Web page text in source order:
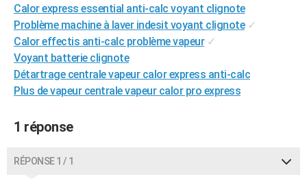
Alimentation
Guide de la santé
Maladies
Médicaments
Sommeil
VOYAGE
PHOTO
GUIDES D'ACHAT
CARTE DE VOEUX
Carte de Noël
Carte Bonne année
Carte Saint-Valentin
Carte Pâques
Carte d'anniversaire
DICTIONNAIRE
Calor express essential anti-calc voyant clignote
Problème machine à laver indesit voyant clignote ✓
Calor effectis anti-calc problème vapeur ✓
Voyant batterie clignote
Détartrage centrale vapeur calor express anti-calc
Plus de vapeur centrale vapeur calor pro express
1 réponse
RÉPONSE 1 / 1